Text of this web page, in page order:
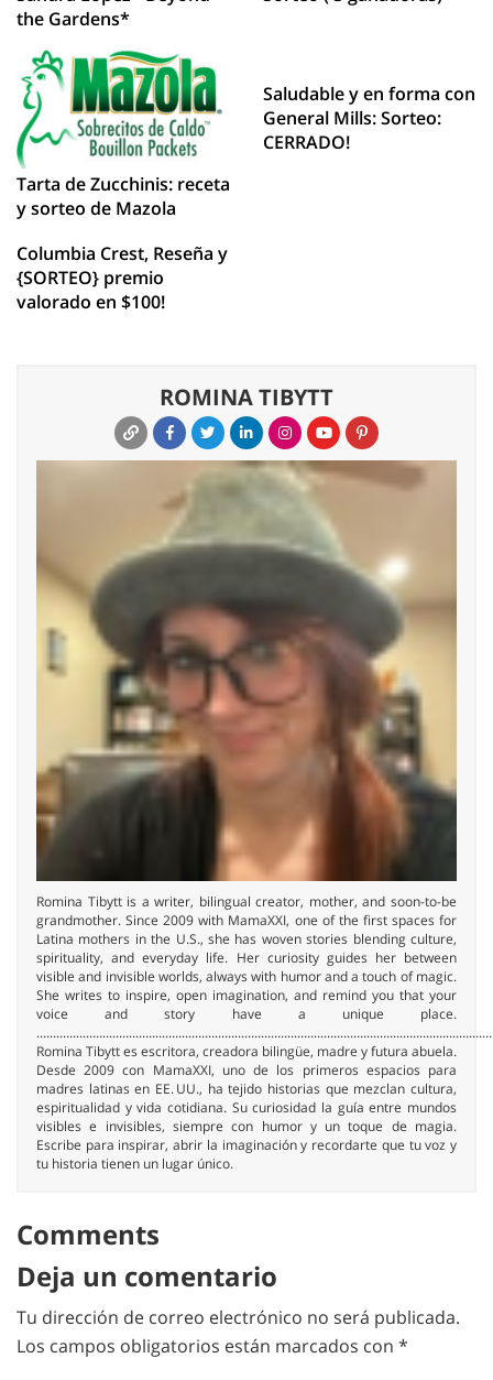
the Gardens*
Tarta de Zucchinis: receta
y sorteo de Mazola
Saludable y en forma con
General Mills: Sorteo:
CERRADO!
Columbia Crest, Reseña y
{SORTEO} premio
valorado en $100!
ROMINA TIBYTT
Romina Tibytt is a writer, bilingual creator, mother, and soon-to-be
grandmother. Since 2009 with MamaXXI, one of the first spaces for
Latina mothers in the U.S., she has woven stories blending culture,
spirituality, and everyday life. Her curiosity guides her between
visible and invisible worlds, always with humor and a touch of magic.
She writes to inspire, open imagination, and remind you that your
voice and story have a unique place.
Romina Tibytt es escritora, creadora bilingüe, madre y futura abuela.
Desde 2009 con MamaXXI, uno de los primeros espacios para
madres latinas en EE. UU., ha tejido historias que mezclan cultura,
espiritualidad y vida cotidiana. Su curiosidad la guía entre mundos
visibles e invisibles, siempre con humor y un toque de magia.
Escribe para inspirar, abrir la imaginación y recordarte que tu voz y
tu historia tienen un lugar único.
Comments
Deja un comentario
Tu dirección de correo electrónico no será publicada.
Los campos obligatorios están marcados con *